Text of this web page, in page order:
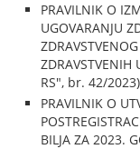
PRAVILNIK O
UGOVARANJU
RS", br. 42/2023)
PRAVILNIK O
BILJA ZA 2023.